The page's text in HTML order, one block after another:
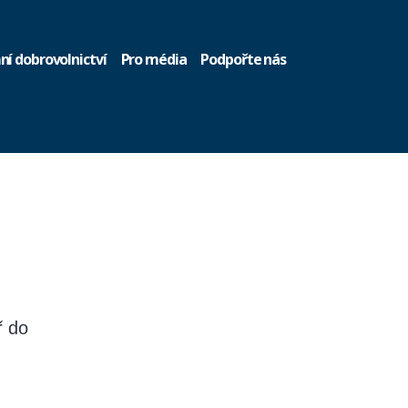
dobrovolnictví Pro média Podpořte nás
do